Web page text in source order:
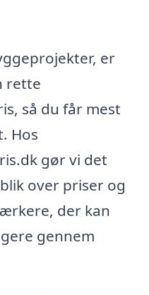
er
rette
så du får mest
Hos
gør vi det
over priser og
der kan
gennem